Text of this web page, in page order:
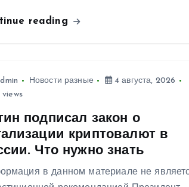
reading
Новости разные
4 августа, 2026
views
подписал закон о
криптовалют в
Что нужно знать
в данном материале не